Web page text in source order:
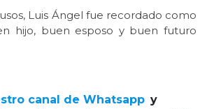
Luis Ángel fue recordado como
hijo, buen esposo y buen futuro
canal de Whatsapp y